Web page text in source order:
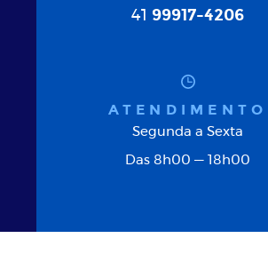
41 99917-4206
ATENDIMENTO
Segunda a Sexta
Das 8h00 — 18h00